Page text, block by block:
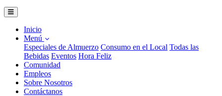
Inicio
Menú
Especiales de Almuerzo Consumo en el Local Todas las
Bebidas Eventos Hora Feliz
Comunidad
Empleos
Sobre Nosotros
Contáctanos